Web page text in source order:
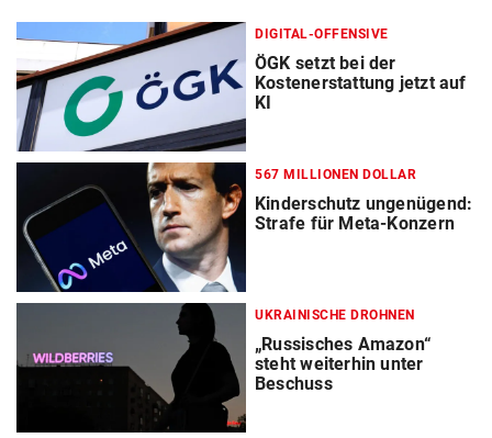
DIGITAL-OFFENSIVE
ÖGK setzt bei der
Kostenerstattung jetzt auf
KI
567 MILLIONEN DOLLAR
Kinderschutz ungenügend:
Strafe für Meta-Konzern
UKRAINISCHE DROHNEN
„Russisches Amazon“
steht weiterhin unter
Beschuss